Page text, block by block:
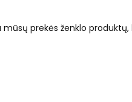
prekės ženklo